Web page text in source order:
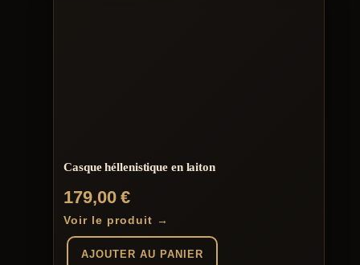
Casque héllenistique en laiton
179,00€
Voir le produit →
AJOUTER AU PANIER